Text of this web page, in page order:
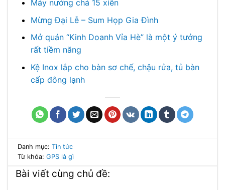
Máy nướng chả 15 xiên
Mừng Đại Lễ – Sum Họp Gia Đình
Mở quán “Kinh Doanh Vỉa Hè” là một ý tưởng
rất tiềm năng
Kệ Inox lắp cho bàn sơ chế, chậu rửa, tủ bàn
cấp đông lạnh
Danh mục: Tin tức
Từ khóa: GPS là gì
Bài viết cùng chủ đề: